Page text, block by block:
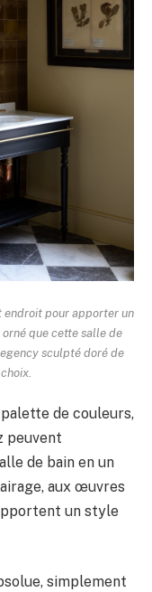
endroit pour apporter un
que cette salle de
sculpté doré de
de couleurs,
peuvent
de bain en un
aux œuvres
un style
simplement